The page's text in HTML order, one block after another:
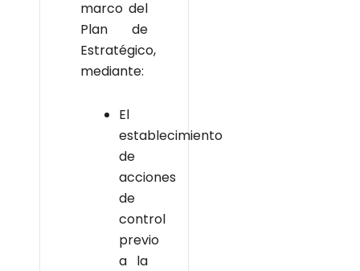
marco del
Plan de
Estratégico,
mediante:
El
establecimiento
de
acciones
de
control
previo
a la